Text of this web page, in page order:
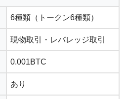
6種類（トークン6種類）
現物取引・レバレッジ取引
0.001BTC
あり